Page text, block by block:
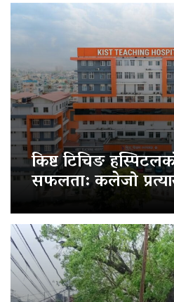
किष्ट टिचिङ
सफलता: कलेजो